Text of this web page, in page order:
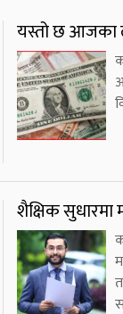
यस्तो छ आजका
शैक्षिक सुधारमा